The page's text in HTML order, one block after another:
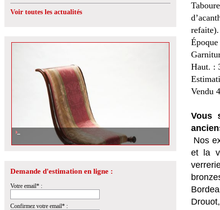
Voir toutes les actualités
Demande d'estimation en ligne :
Votre email* :
Confirmez votre email* :
refaite).
Haut. :
Vendu
Vous
Nos
et la